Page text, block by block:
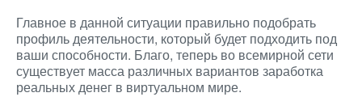
Главное в данной ситуации правильно подобрать
профиль деятельности, который будет подходить под
ваши способности. Благо, теперь во всемирной сети
существует масса различных вариантов заработка
реальных денег в виртуальном мире.